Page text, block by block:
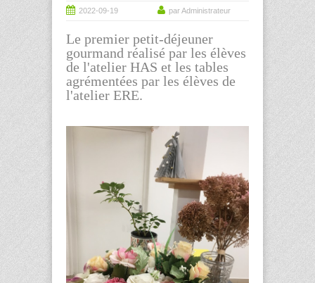
2022-09-19 par Administrateur
Le premier petit-déjeuner
gourmand réalisé par les élèves
de l'atelier HAS et les tables
agrémentées par les élèves de
l'atelier ERE.